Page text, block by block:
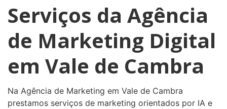
Serviços da Agência
de Marketing Digital
em Vale de Cambra
Na Agência de Marketing em Vale de Cambra
prestamos serviços de marketing orientados por IA e